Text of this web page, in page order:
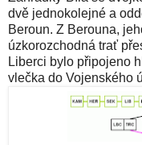
dvě jednokolejné a
Beroun. Z Berouna,
úzkorozchodná trať
Liberci bylo připojeno
vlečka do Vojenského